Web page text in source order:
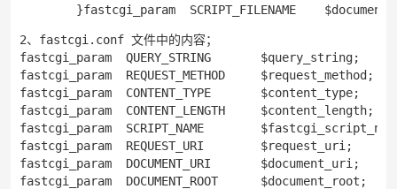
2、fastcgi.conf 文件中的内容；
fastcgi_param  QUERY_STRING       $query_string;
fastcgi_param  REQUEST_METHOD     $request_method;
fastcgi_param  CONTENT_TYPE       $content_type;
fastcgi_param  CONTENT_LENGTH     $content_length;
fastcgi_param  SCRIPT_NAME
fastcgi_param  REQUEST_URI        $request_uri;
fastcgi_param  DOCUMENT_URI       $document_uri;
fastcgi_param  DOCUMENT_ROOT      $document_root;